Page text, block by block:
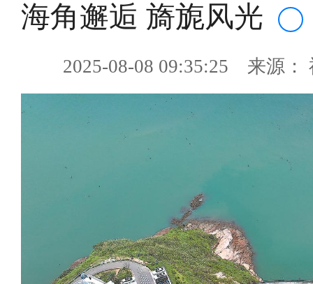
海角邂逅 旖旎风光
2025-08-08 09:35:25 来源：